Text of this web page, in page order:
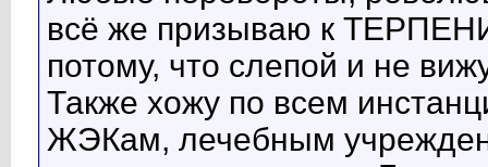
всё же призываю к
потому, что слепой и не
Также хожу по всем
ЖЭКам, лечебным